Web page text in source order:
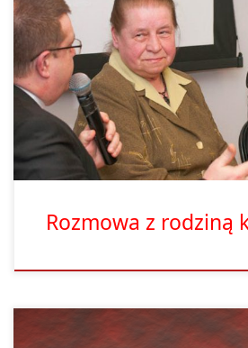
Wprowadzenie relikwii błogosławionego
poprzedziła sesja popularna
Prymasa Józefa Glempa. W jej trakcie
rozmawiał z rodziną ks. Jerzego, jego
Józefem i Alefredą Popiełuszko. Poniżej
fragmenty tej rozmowy. Ks. Proboszcz
takie pytanie: mieć […]
Rozmowa z rodziną